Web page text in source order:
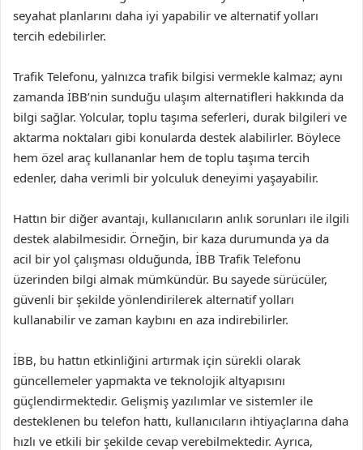
seyahat planlarını daha iyi yapabilir ve alternatif yolları
tercih edebilirler.
Trafik Telefonu, yalnızca trafik bilgisi vermekle kalmaz; aynı
zamanda İBB’nin sunduğu ulaşım alternatifleri hakkında da
bilgi sağlar. Yolcular, toplu taşıma seferleri, durak bilgileri ve
aktarma noktaları gibi konularda destek alabilirler. Böylece
hem özel araç kullananlar hem de toplu taşıma tercih
edenler, daha verimli bir yolculuk deneyimi yaşayabilir.
Hattın bir diğer avantajı, kullanıcıların anlık sorunları ile ilgili
destek alabilmesidir. Örneğin, bir kaza durumunda ya da
acil bir yol çalışması olduğunda, İBB Trafik Telefonu
üzerinden bilgi almak mümkündür. Bu sayede sürücüler,
güvenli bir şekilde yönlendirilerek alternatif yolları
kullanabilir ve zaman kaybını en aza indirebilirler.
İBB, bu hattın etkinliğini artırmak için sürekli olarak
güncellemeler yapmakta ve teknolojik altyapısını
güçlendirmektedir. Gelişmiş yazılımlar ve sistemler ile
desteklenen bu telefon hattı, kullanıcıların ihtiyaçlarına daha
hızlı ve etkili bir şekilde cevap verebilmektedir. Ayrıca,